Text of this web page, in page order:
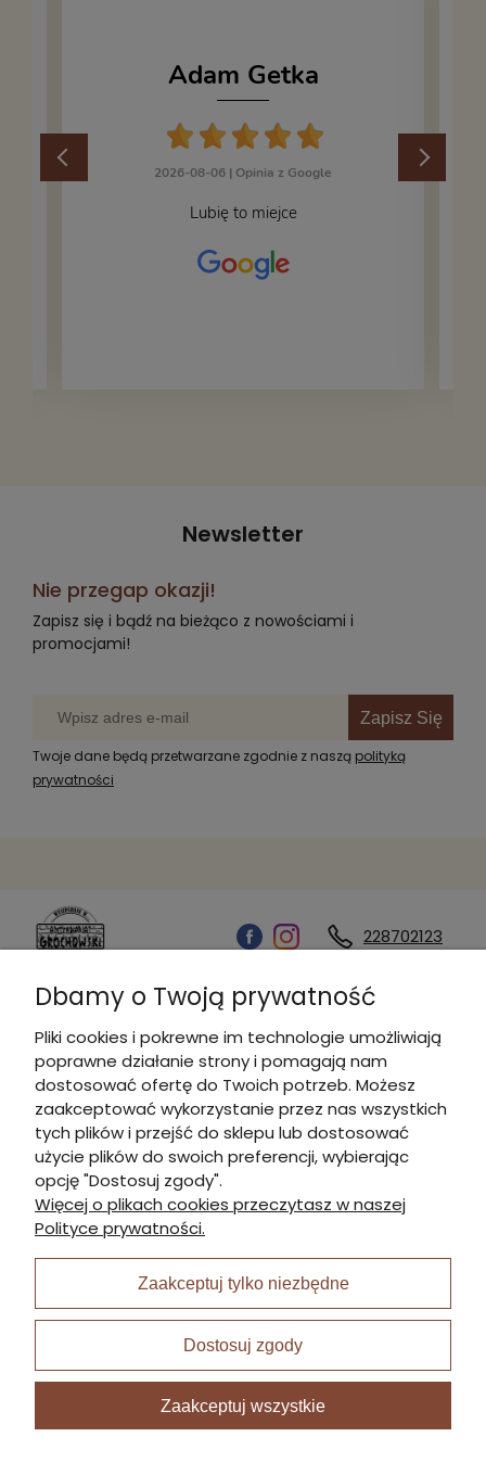
Adam Getka
2026-08-06 | Opinia z Google
Lubię to miejce
Newsletter
Nie przegap okazji!
Zapisz się i bądź na bieżąco z nowościami i
promocjami!
Zapisz Się
Twoje dane będą przetwarzane zgodnie z naszą polityką
prywatności
228702123
Kontakt
Informacje
Płatności i dostawa
Moje konto
I Nagroda w plabiscycie:
Dbamy o Twoją prywatność
Pliki cookies i pokrewne im technologie umożliwiają
poprawne działanie strony i pomagają nam
dostosować ofertę do Twoich potrzeb. Możesz
zaakceptować wykorzystanie przez nas wszystkich
tych plików i przejść do sklepu lub dostosować
użycie plików do swoich preferencji, wybierając
opcję "Dostosuj zgody".
Więcej o plikach cookies przeczytasz w naszej
Polityce prywatności.
Zaakceptuj tylko niezbędne
Dostosuj zgody
Zaakceptuj wszystkie